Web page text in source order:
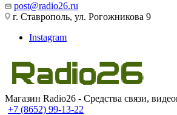
post@radio26.ru
г. Ставрополь, ул. Рогожникова 9
Instagram
Магазин Radio26 - Средства связи,
+7 (8652) 99-13-22